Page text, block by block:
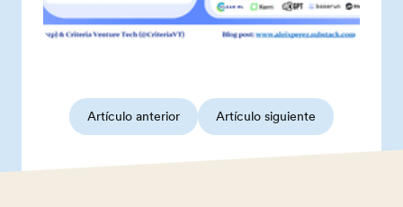
Artículo anterior Artículo siguiente